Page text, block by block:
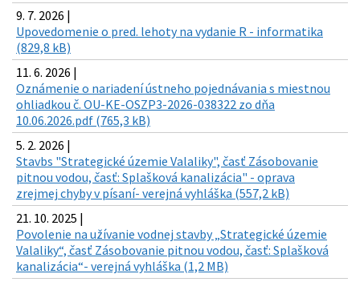
9. 7. 2026 |
Upovedomenie o pred. lehoty na vydanie R - informatika
(829,8 kB)
11. 6. 2026 |
Oznámenie o nariadení ústneho pojednávania s miestnou
ohliadkou č. OU-KE-OSZP3-2026-038322 zo dňa
10.06.2026.pdf (765,3 kB)
5. 2. 2026 |
Stavbs "Strategické územie Valaliky", časť Zásobovanie
pitnou vodou, časť: Splašková kanalizácia" - oprava
zrejmej chyby v písaní- verejná vyhláška (557,2 kB)
21. 10. 2025 |
Povolenie na užívanie vodnej stavby „Strategické územie
Valaliky“, časť Zásobovanie pitnou vodou, časť: Splašková
kanalizácia“- verejná vyhláška (1,2 MB)